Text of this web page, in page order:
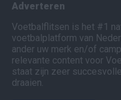
Adverteren
Voetbalflitsen is het #1
voetbalplatform van
ander uw merk en/of
relevante content voor
staat zijn zeer
draaien.